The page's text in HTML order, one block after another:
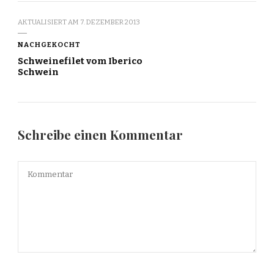
AKTUALISIERT AM 7. DEZEMBER 2013
NACHGEKOCHT
Schweinefilet vom Iberico
Schwein
Schreibe einen Kommentar